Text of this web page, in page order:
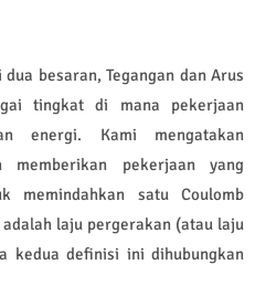
besaran, Tegangan dan Arus
tingkat di mana pekerjaan
energi. Kami mengatakan
memberikan pekerjaan yang
memindahkan satu Coulomb
laju pergerakan (atau laju
kedua definisi ini dihubungkan